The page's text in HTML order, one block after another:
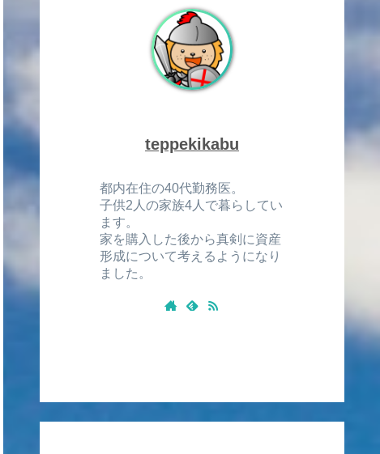
teppekikabu
都内在住の40代勤務医。
子供2人の家族4人で暮らしてい
ます。
家を購入した後から真剣に資産
形成について考えるようになり
ました。